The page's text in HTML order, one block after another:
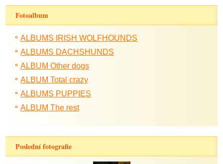
Fotoalbum
ALBUMS IRISH WOLFHOUNDS
ALBUMS DACHSHUNDS
ALBUM Other dogs
ALBUM Total crazy
ALBUMS PUPPIES
ALBUM The rest
Poslední fotografie